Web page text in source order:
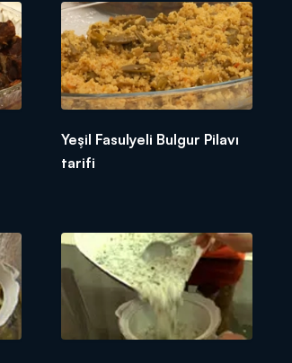
Yeşil Fasulyeli Bulgur Pilavı
tarifi